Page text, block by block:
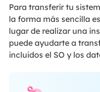
Para transferir tu
la forma más sencilla
lugar de realizar una
puede ayudarte a
incluidos el SO y los